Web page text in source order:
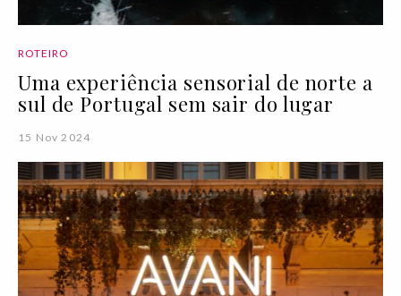
ROTEIRO
Uma experiência sensorial de norte a
sul de Portugal sem sair do lugar
15 Nov 2024